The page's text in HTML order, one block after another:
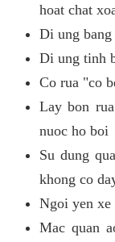
hoat chat
Di ung bang
Di ung tinh
Co rua "co
Lay bon
nuoc ho boi
Su dung
khong co
Ngoi yen xe
Mac quan